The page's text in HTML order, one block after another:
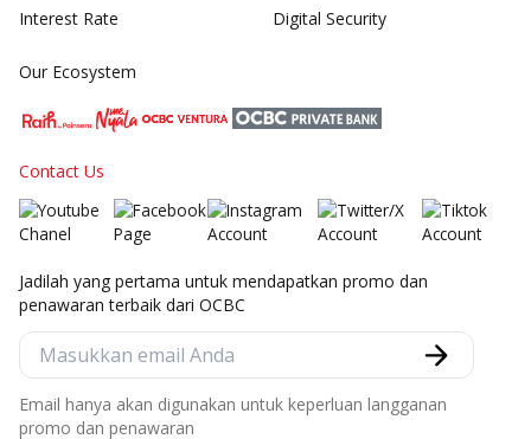
Interest Rate
Digital Security
Our Ecosystem
Contact Us
Jadilah yang pertama untuk mendapatkan promo dan
penawaran terbaik dari OCBC
Email hanya akan digunakan untuk keperluan langganan
promo dan penawaran